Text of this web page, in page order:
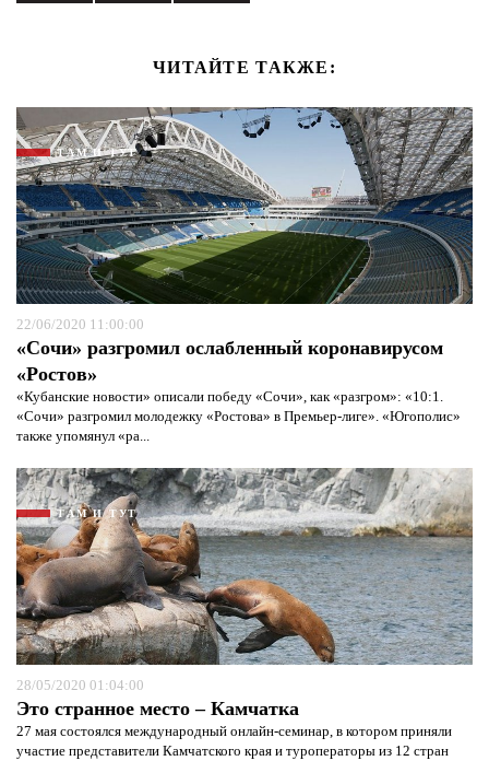
ЧИТАЙТЕ ТАКЖЕ:
ТАМ И ТУТ
22/06/2020 11:00:00
«Сочи» разгромил ослабленный коронавирусом
«Ростов»
«Кубанские новости» описали победу «Сочи», как «разгром»: «10:1.
«Сочи» разгромил молодежку «Ростова» в Премьер-лиге». «Югополис»
также упомянул «ра...
ТАМ И ТУТ
28/05/2020 01:04:00
Это странное место – Камчатка
27 мая состоялся международный онлайн-семинар, в котором приняли
участие представители Камчатского края и туроператоры из 12 стран